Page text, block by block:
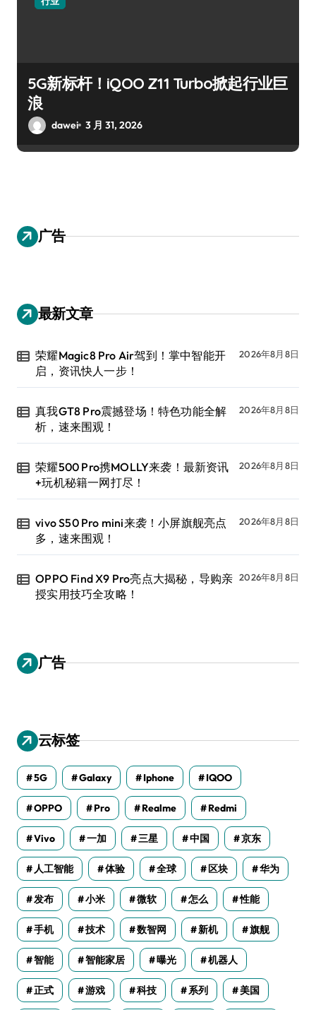
5G新标杆！iQOO Z11 Turbo掀起行业巨
浪
dawei 3 月 31, 2026
广告
最新文章
荣耀Magic8 Pro Air驾到！掌中智能开
启，资讯快人一步！
2026年8月8日
真我GT8 Pro震撼登场！特色功能全解
析，速来围观！
2026年8月8日
荣耀500 Pro携MOLLY来袭！最新资讯
+玩机秘籍一网打尽！
2026年8月8日
vivo S50 Pro mini来袭！小屏旗舰亮点
多，速来围观！
2026年8月8日
OPPO Find X9 Pro亮点大揭秘，导购亲
授实用技巧全攻略！
2026年8月8日
广告
云标签
5G Galaxy Iphone IQOO
OPPO Pro Realme Redmi
Vivo 一加 三星 中国 京东
人工智能 体验 全球 区块 华为
发布 小米 微软 怎么 性能
手机 技术 数智网 新机 旗舰
智能 智能家居 曝光 机器人
正式 游戏 科技 系列 美国